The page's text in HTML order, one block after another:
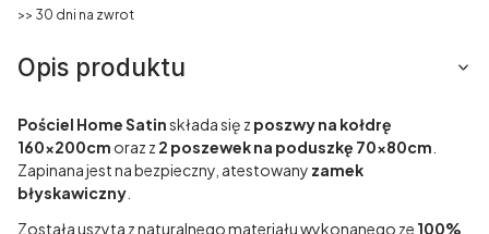
>> 30 dni na zwrot
Opis produktu
Pościel Home Satinskłada się z poszwy na kołdrę
160x200cm oraz z 2 poszewek na poduszkę 70x80cm
Zapinana jest na bezpieczny, atestowany zamek
błyskawiczny
Została uszyta z naturalnego materiału wykonanego ze 100%